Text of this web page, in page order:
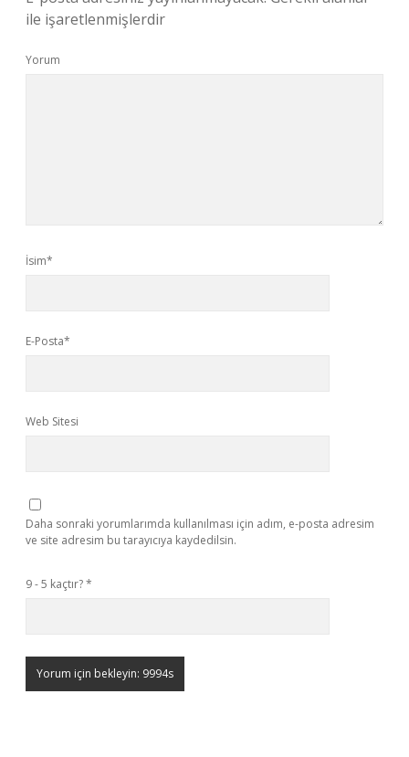
ile işaretlenmişlerdir
Yorum
İsim*
E-Posta*
Web Sitesi
Daha sonraki yorumlarımda kullanılması için adım, e-posta adresim
ve site adresim bu tarayıcıya kaydedilsin.
9 - 5 kaçtır?*